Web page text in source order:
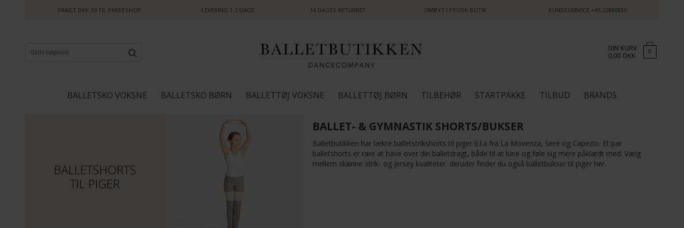
FRAGT DKK 39 TIL PAKKESHOP LEVERING 1-2 DAGE 14 DAGES RETURRET OMBYT I FYSISK BUTIK KUNDESERVICE +45 22860830
DIN KURV
0,00 DKK 0
BALLETSKO VOKSNE BALLETSKO BØRN BALLETTØJ VOKSNE BALLETTØJ BØRN TILBEHØR STARTPAKKE TILBUD BRANDS
BALLET- & GYMNASTIK SHORTS/BUKSER
Balletbutikken har lækre balletstrikshorts til piger b.l.a fra La Movenza, Seré og Capezio. Et par
balletshorts er rare at have over din balletdragt, både til at lune og føle sig mere påklædt med. Vælg
mellem skønne strik- og jersey kvaliteter. deruder finder du også balletbukser til piger her.